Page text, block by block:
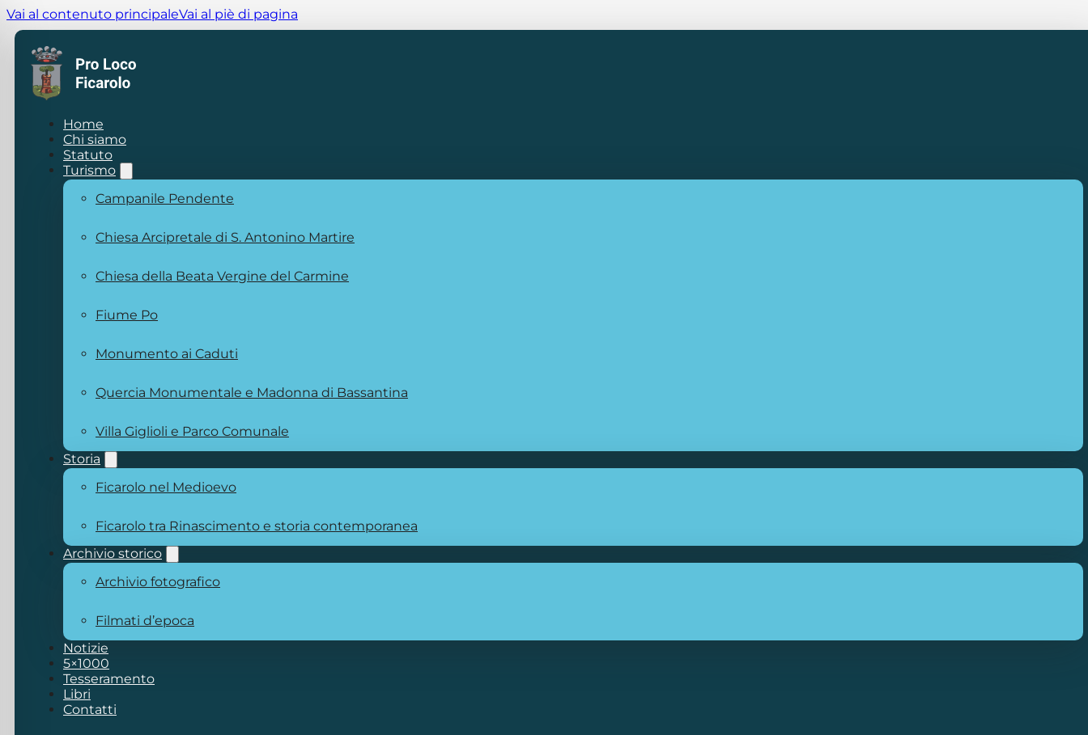
Vai al contenuto principaleVai al piè di pagina
Home
Chi siamo
Statuto
Turismo
Campanile Pendente
Chiesa Arcipretale di S. Antonino Martire
Chiesa della Beata Vergine del Carmine
Fiume Po
Monumento ai Caduti
Quercia Monumentale e Madonna di Bassantina
Villa Giglioli e Parco Comunale
Storia
Ficarolo nel Medioevo
Ficarolo tra Rinascimento e storia contemporanea
Archivio storico
Archivio fotografico
Filmati d’epoca
Notizie
5×1000
Tesseramento
Libri
Contatti